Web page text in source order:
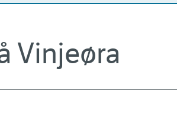
Vinjeøra